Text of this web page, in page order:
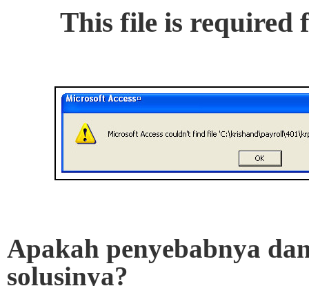
This file is required
Apakah penyebabnya
solusinya?